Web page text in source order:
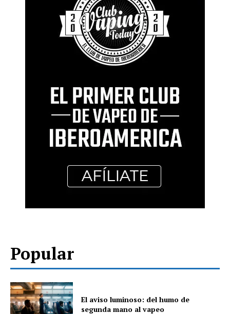
Popular
El aviso luminoso: del humo de
segunda mano al vapeo